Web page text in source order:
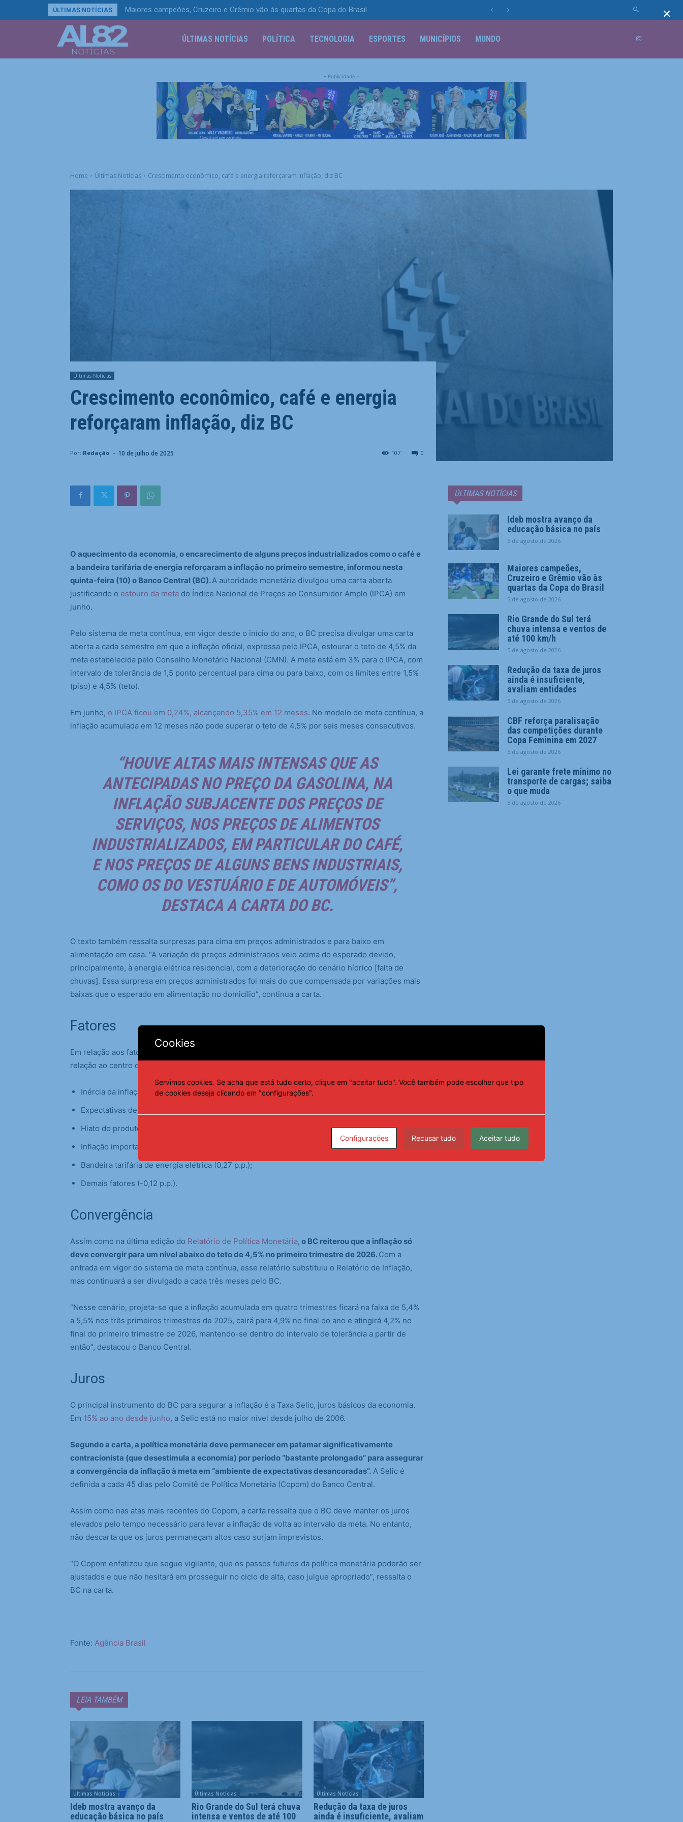
ÚLTIMAS NOTÍCIAS Maiores campeões, Cruzeiro e Grêmio vão às quartas da Copa do Brasil
Rio Grande do Sul terá chuva intensa e ventos de até 100 km/h
ÚLTIMAS NOTÍCIAS POLÍTICA TECNOLOGIA ESPORTES MUNICÍPIOS MUNDO
- Publicidade -
Home Últimas Notícias Crescimento econômico, café e energia reforçaram inflação, diz BC
Últimas Notícias
Crescimento econômico, café e energia
reforçaram inflação, diz BC
Por: Redação - 10 de julho de 2025 0
107
O aquecimento da economia, o encarecimento de alguns preços industrializados como o café e
a bandeira tarifária de energia reforçaram a inflação no primeiro semestre, informou nesta
quinta-feira (10) o Banco Central (BC).A autoridade monetária divulgou uma carta aberta
justificando o estouro da meta do Índice Nacional de Preços ao Consumidor Amplo (IPCA) em
junho.
Pelo sistema de meta contínua, em vigor desde o início do ano, o BC precisa divulgar uma carta
aberta a cada semestre em que a inflação oficial, expressa pelo IPCA, estourar o teto de 4,5% da
meta estabelecida pelo Conselho Monetário Nacional (CMN). A meta está em 3% para o IPCA, com
intervalo de tolerância de 1,5 ponto percentual para cima ou para baixo, com os limites entre 1,5%
(piso) e 4,5% (teto).
Em junho, o IPCA ficou em 0,24%, alcançando 5,35% em 12 meses. No modelo de meta contínua, a
inflação acumulada em 12 meses não pode superar o teto de 4,5% por seis meses consecutivos.
“HOUVE ALTAS MAIS INTENSAS QUE AS
ANTECIPADAS NO PREÇO DA GASOLINA, NA
INFLAÇÃO SUBJACENTE DOS PREÇOS DE
SERVIÇOS, NOS PREÇOS DE ALIMENTOS
INDUSTRIALIZADOS, EM PARTICULAR DO CAFÉ,
E NOS PREÇOS DE ALGUNS BENS INDUSTRIAIS,
COMO OS DO VESTUÁRIO E DE AUTOMÓVEIS”,
DESTACA A CARTA DO BC.
O texto também ressalta surpresas para cima em preços administrados e para baixo em
alimentação em casa. “A variação de preços administrados veio acima do esperado devido,
principalmente, à energia elétrica residencial, com a deterioração do cenário hídrico [falta de
chuvas]. Essa surpresa em preços administrados foi mais do que compensada por variações mais
baixas que o esperado em alimentação no domicílio”, continua a carta.
Fatores
Em relação aos fatores que pesaram no desvio de 2,35 pontos percentuais (p.p.) da inflação em
relação ao centro da meta de 3%, a carta do BC enumerou os seguintes:
Inércia da inflação dos 12 meses anteriores (contribuição de 0,69 p.p.);
Expectativas de inflação (0,58 p.p.);
Hiato do produto, economia produzindo além da capacidade (0,47 p.p.);
Inflação importada (0,46 p.p.);
Bandeira tarifária de energia elétrica (0,27 p.p.);
Demais fatores (-0,12 p.p.).
Convergência
Assim como na última edição do Relatório de Política Monetária, o BC reiterou que a inflação só
deve convergir para um nível abaixo do teto de 4,5% no primeiro trimestre de 2026.Com a
entrada em vigor do sistema de meta contínua, esse relatório substituiu o Relatório de Inflação,
mas continuará a ser divulgado a cada três meses pelo BC.
“Nesse cenário, projeta-se que a inflação acumulada em quatro trimestres ficará na faixa de 5,4%
a 5,5% nos três primeiros trimestres de 2025, cairá para 4,9% no final do ano e atingirá 4,2% no
final do primeiro trimestre de 2026, mantendo-se dentro do intervalo de tolerância a partir de
então”, destacou o Banco Central.
Juros
O principal instrumento do BC para segurar a inflação é a Taxa Selic, juros básicos da economia.
Em 15% ao ano desde junho, a Selic está no maior nível desde julho de 2006.
Segundo a carta, a política monetária deve permanecer em patamar significativamente
contracionista (que desestimula a economia) por período “bastante prolongado” para assegurar
a convergência da inflação à meta em “ambiente de expectativas desancoradas”. A Selic é
definida a cada 45 dias pelo Comitê de Política Monetária (Copom) do Banco Central.
Assim como nas atas mais recentes do Copom, a carta ressalta que o BC deve manter os juros
elevados pelo tempo necessário para levar a inflação de volta ao intervalo da meta. No entanto,
não descarta que os juros permaneçam altos caso surjam imprevistos.
“O Copom enfatizou que segue vigilante, que os passos futuros da política monetária poderão ser
ajustados e que não hesitará em prosseguir no ciclo de alta, caso julgue apropriado”, ressalta o
BC na carta.
Fonte: Agência Brasil
LEIA TAMBÉM
Últimas Notícias
Ideb mostra avanço da
educação básica no país
Últimas Notícias
Rio Grande do Sul terá chuva
intensa e ventos de até 100
Últimas Notícias
Redução da taxa de juros
ainda é insuficiente, avaliam
ÚLTIMAS NOTÍCIAS
Ideb mostra avanço da
educação básica no país
5 de agosto de 2026
Maiores campeões,
Cruzeiro e Grêmio vão às
quartas da Copa do Brasil
5 de agosto de 2026
Rio Grande do Sul terá
chuva intensa e ventos de
até 100 km/h
5 de agosto de 2026
Redução da taxa de juros
ainda é insuficiente,
avaliam entidades
5 de agosto de 2026
CBF reforça paralisação
das competições durante
Copa Feminina em 2027
5 de agosto de 2026
Lei garante frete mínimo no
transporte de cargas; saiba
o que muda
5 de agosto de 2026
×
Cookies
Servimos cookies. Se acha que está tudo certo, clique em "aceitar tudo". Você também pode escolher que tipo
de cookies deseja clicando em "configurações".
Configurações Recusar tudo Aceitar tudo